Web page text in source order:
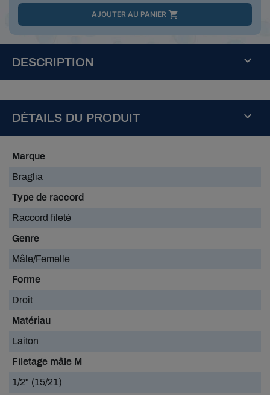
AJOUTER AU PANIER 
DESCRIPTION
DÉTAILS DU PRODUIT
Marque
Braglia
Type de raccord
Raccord fileté
Genre
Mâle/Femelle
Forme
Droit
Matériau
Laiton
Filetage mâle M
1/2" (15/21)